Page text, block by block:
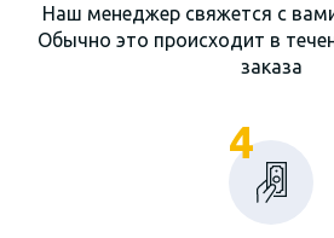
Наш менеджер свяжется с
Обычно это происходит в
заказа
4